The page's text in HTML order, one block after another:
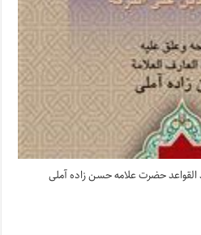
حضرت علامه حسن زاده آملی